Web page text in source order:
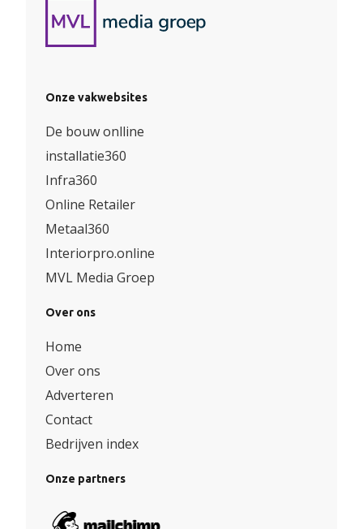
Onze vakwebsites
De bouw onlline
installatie360
Infra360
Online Retailer
Metaal360
Interiorpro.online
MVL Media Groep
Over ons
Home
Over ons
Adverteren
Contact
Bedrijven index
Onze partners